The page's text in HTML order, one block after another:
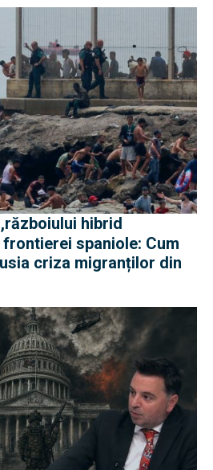
spaniole: Cum
criza migranților din